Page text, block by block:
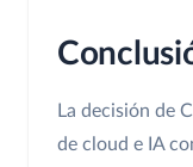
La decisión de
de cloud e IA